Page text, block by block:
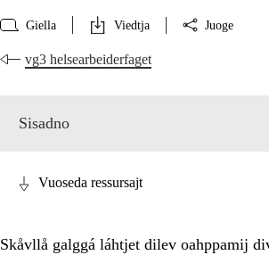
Giella Viedtja Juoge
vg3 helsearbeiderfaget
Sisadno
Vuoseda ressursajt
Skåvllå galggá láhtjet dilev oahppamij